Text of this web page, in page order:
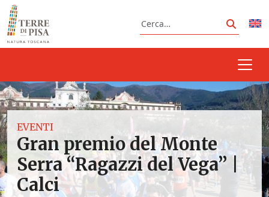
Vai al contenuto
Cerca
Cerca
EVENTI
Gran premio del Monte
Serra “Ragazzi del Vega” |
Calci